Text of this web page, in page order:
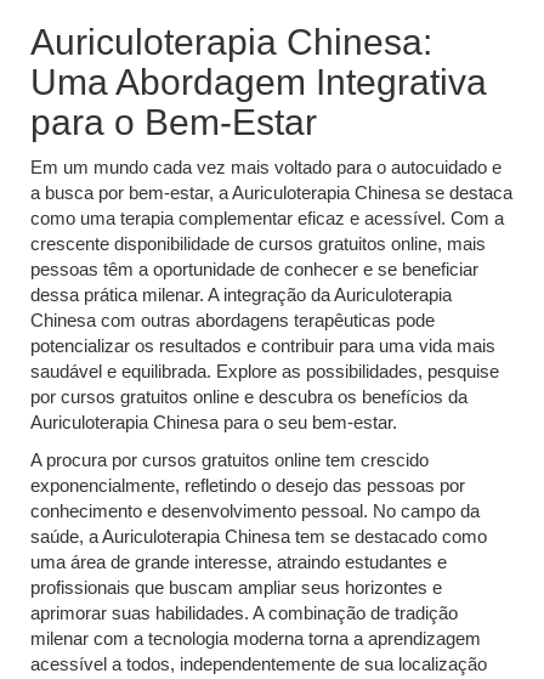
Auriculoterapia Chinesa:
Uma Abordagem Integrativa
para o Bem-Estar
Em um mundo cada vez mais voltado para o autocuidado e
a busca por bem-estar, a Auriculoterapia Chinesa se destaca
como uma terapia complementar eficaz e acessível. Com a
crescente disponibilidade de cursos gratuitos online, mais
pessoas têm a oportunidade de conhecer e se beneficiar
dessa prática milenar. A integração da Auriculoterapia
Chinesa com outras abordagens terapêuticas pode
potencializar os resultados e contribuir para uma vida mais
saudável e equilibrada. Explore as possibilidades, pesquise
por cursos gratuitos online e descubra os benefícios da
Auriculoterapia Chinesa para o seu bem-estar.
A procura por cursos gratuitos online tem crescido
exponencialmente, refletindo o desejo das pessoas por
conhecimento e desenvolvimento pessoal. No campo da
saúde, a Auriculoterapia Chinesa tem se destacado como
uma área de grande interesse, atraindo estudantes e
profissionais que buscam ampliar seus horizontes e
aprimorar suas habilidades. A combinação de tradição
milenar com a tecnologia moderna torna a aprendizagem
acessível a todos, independentemente de sua localização